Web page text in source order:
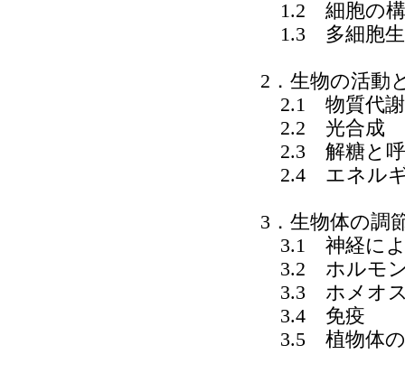
1.2 細胞の構
1.3 多細胞生
2．生物の活動
2.1 物質代謝
2.2 光合成
2.3 解糖と
2.4 エネルギ
3．生物体の調
3.1 神経によ
3.2 ホルモン
3.3 ホメオ
3.4 免疫
3.5 植物体の